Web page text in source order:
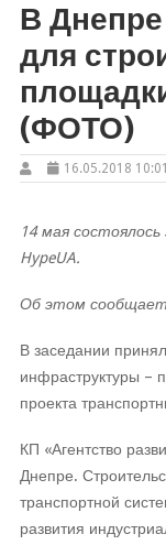
В
для
(ФОТО)
16.05.2018 10:01
14 мая
HypeUA.
Об этом сообщает
В заседании
инфраструктуры –
проекта
КП «Агентство
Днепре.
транспортной
развития